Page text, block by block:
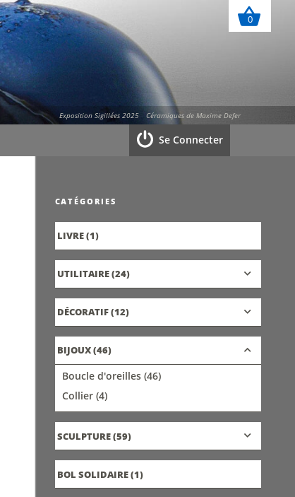
Céramiques de Maxime Defer
Exposition Sigillées 2025
Se Connecter
CATÉGORIES
LIVRE(1)
UTILITAIRE(24)
DÉCORATIF(12)
BIJOUX(46)
Boucle d'oreilles (46)
Collier (4)
SCULPTURE(59)
BOL SOLIDAIRE(1)
0